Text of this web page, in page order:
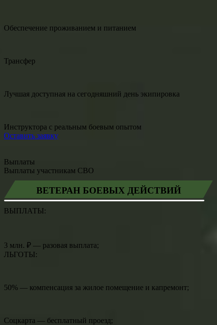
Обеспечение проживанием и питанием
Трансфер
Лучшая доступная на сегодняшний день экипировка
Инструктора с реальным боевым опытом
Оставить заявку
Выплаты
Выплаты участникам СВО
ВЕТЕРАН БОЕВЫХ ДЕЙСТВИЙ
ВЫПЛАТЫ:
3 млн. ₽ — разовая выплата;
ЛЬГОТЫ:
50% — компенсация за жилое помещение и капремонт;
Соцкарта — бесплатный проезд;